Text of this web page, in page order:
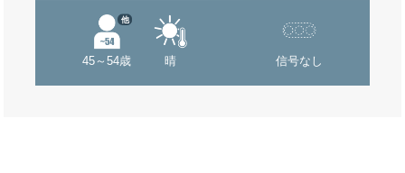
45～54歳
他
晴 信号なし